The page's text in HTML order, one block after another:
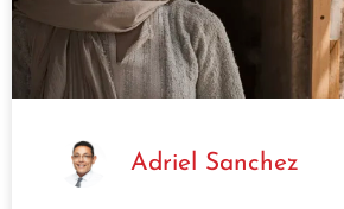
Adriel Sanchez